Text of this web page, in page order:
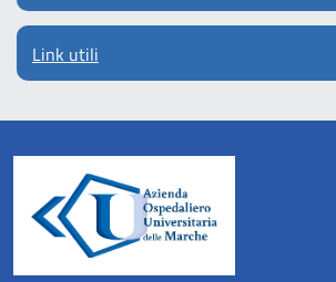
Link utili